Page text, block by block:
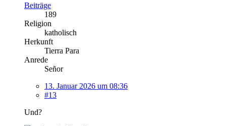
Beiträge
189
Religion
katholisch
Herkunft
Tierra Para
Anrede
Señor
13. Januar 2026 um 08:36
#13
Und?